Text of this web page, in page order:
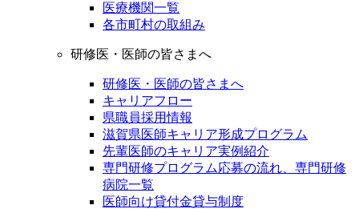
医療機関一覧
各市町村の取組み
研修医・医師の皆さまへ
研修医・医師の皆さまへ
キャリアフロー
県職員採用情報
滋賀県医師キャリア形成プログラム
先輩医師のキャリア実例紹介
専門研修プログラム応募の流れ、専門研修
病院一覧
医師向け貸付金貸与制度